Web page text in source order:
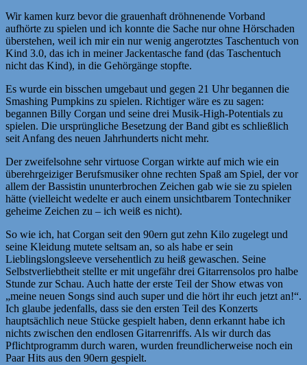
Wir kamen kurz bevor die grauenhaft dröhnenende Vorband
aufhörte zu spielen und ich konnte die Sache nur ohne Hörschaden
überstehen, weil ich mir ein nur wenig angerotztes Taschentuch von
Kind 3.0, das ich in meiner Jackentasche fand (das Taschentuch
nicht das Kind), in die Gehörgänge stopfte.
Es wurde ein bisschen umgebaut und gegen 21 Uhr begannen die
Smashing Pumpkins zu spielen. Richtiger wäre es zu sagen:
begannen Billy Corgan und seine drei Musik-High-Potentials zu
spielen. Die ursprüngliche Besetzung der Band gibt es schließlich
seit Anfang des neuen Jahrhunderts nicht mehr.
Der zweifelsohne sehr virtuose Corgan wirkte auf mich wie ein
überehrgeiziger Berufsmusiker ohne rechten Spaß am Spiel, der vor
allem der Bassistin ununterbrochen Zeichen gab wie sie zu spielen
hätte (vielleicht wedelte er auch einem unsichtbarem Tontechniker
geheime Zeichen zu – ich weiß es nicht).
So wie ich, hat Corgan seit den 90ern gut zehn Kilo zugelegt und
seine Kleidung mutete seltsam an, so als habe er sein
Lieblingslongsleeve versehentlich zu heiß gewaschen. Seine
Selbstverliebtheit stellte er mit ungefähr drei Gitarrensolos pro halbe
Stunde zur Schau. Auch hatte der erste Teil der Show etwas von
„meine neuen Songs sind auch super und die hört ihr euch jetzt an!“.
Ich glaube jedenfalls, dass sie den ersten Teil des Konzerts
hauptsächlich neue Stücke gespielt haben, denn erkannt habe ich
nichts zwischen den endlosen Gitarrenriffs. Als wir durch das
Pflichtprogramm durch waren, wurden freundlicherweise noch ein
Paar Hits aus den 90ern gespielt.